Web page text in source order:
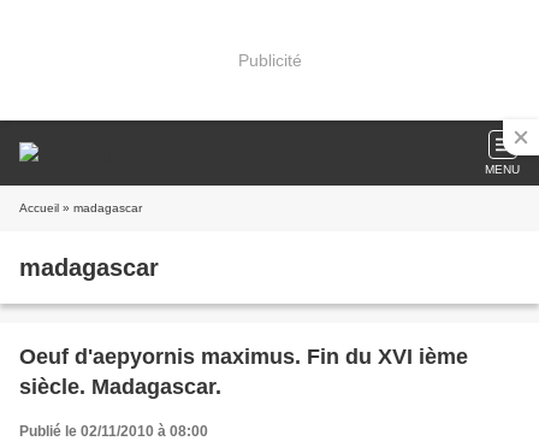
Publicité
MENU
Accueil » madagascar
madagascar
Oeuf d'aepyornis maximus. Fin du XVI ième
siècle. Madagascar.
Publié le 02/11/2010 à 08:00